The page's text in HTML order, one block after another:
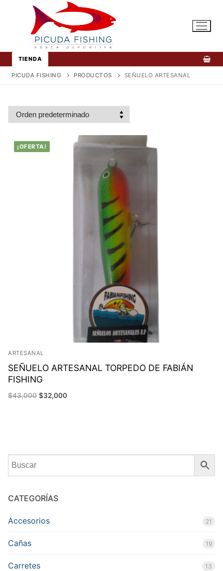
contenido
TIENDA
PICUDA FISHING PRODUCTOS SEÑUELO ARTESANAL
¡OFERTA!
ARTESANAL
SEÑUELO ARTESANAL TORPEDO DE FABIÁN
FISHING
$43,000 El
precio
$32,000
CATEGORÍAS
Accesorios 21
Cañas 19
Carretes 13